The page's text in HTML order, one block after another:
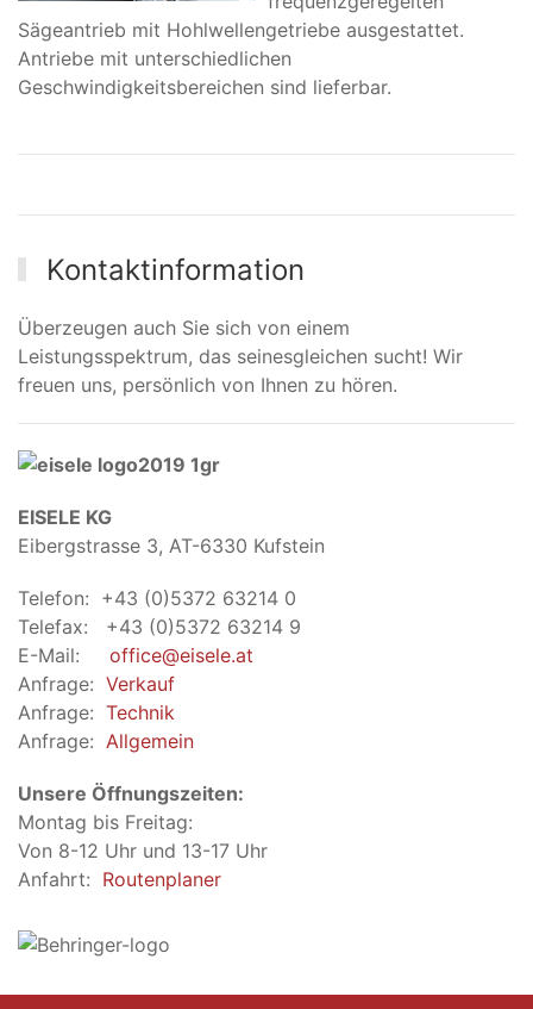
Sägeantrieb mit Hohlwellengetriebe ausgestattet.
Antriebe mit unterschiedlichen
Geschwindigkeitsbereichen sind lieferbar.
Kontaktinformation
Überzeugen auch Sie sich von einem
Leistungsspektrum, das seinesgleichen sucht! Wir
freuen uns, persönlich von Ihnen zu hören.
EISELE KG
Eibergstrasse 3, AT-6330 Kufstein
Telefon: +43 (0)5372 63214 0
Telefax: +43 (0)5372 63214 9
E-Mail: office@eisele.at
Anfrage: Verkauf
Anfrage: Technik
Anfrage: Allgemein
Unsere Öffnungszeiten:
Montag bis Freitag:
Von 8-12 Uhr und 13-17 Uhr
Anfahrt: Routenplaner